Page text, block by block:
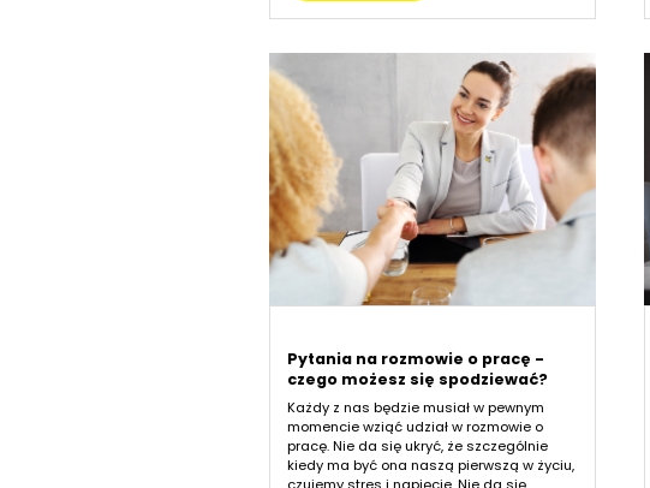
Pytania na rozmowie o pracę -
czego możesz się spodziewać?
Każdy z nas będzie musiał w pewnym
momencie wziąć udział w rozmowie o
pracę. Nie da się ukryć, że szczególnie
kiedy ma być ona naszą pierwszą w życiu,